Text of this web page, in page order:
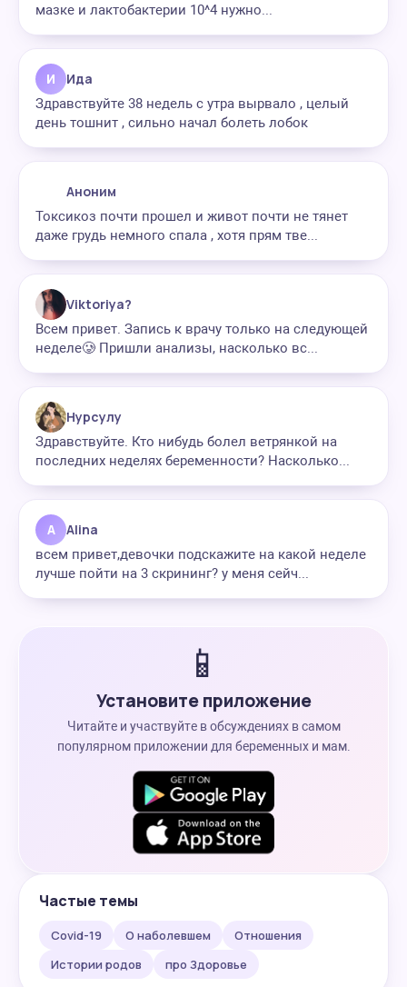
мазке и лактобактерии 10^4 нужно...
И Ида
Здравствуйте 38 недель с утра вырвало , целый
день тошнит , сильно начал болеть лобок
Аноним
Токсикоз почти прошел и живот почти не тянет
даже грудь немного спала , хотя прям тве...
Viktoriya?
Всем привет. Запись к врачу только на следующей
неделе🥲 Пришли анализы, насколько вс...
Нурсулу
Здравствуйте. Кто нибудь болел ветрянкой на
последних неделях беременности? Насколько...
A Alina
всем привет,девочки подскажите на какой неделе
лучше пойти на 3 скрининг? у меня сейч...
📱
Установите приложение
Читайте и участвуйте в обсуждениях в самом
популярном приложении для беременных и мам.
Частые темы
Covid-19 О наболевшем
Отношения
Истории родов
про Здоровье